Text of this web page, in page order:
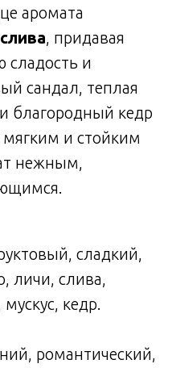
аромата
слива, придавая
сладость и
сандал, теплая
благородный кедр
и стойким
нежным,
сладкий,
личи, слива,
кедр.
романтический,